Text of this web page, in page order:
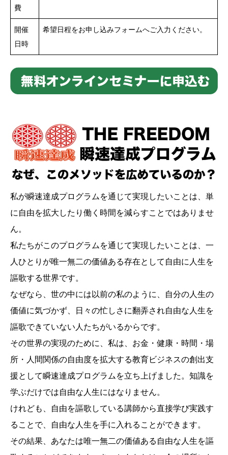
費
開催
日時
希望日程をお申し込みフォームへご入力ください。
私が瞬速達成プログラムを通じて実現したいことは、単
に自由を拡大したり働く時間を減らすことではありませ
ん。
私たちがこのプログラムを通じて実現したいことは、一
人ひとりが唯一無二の価値ある存在として自由に人生を
謳歌する世界です。
なぜなら、世の中には以前の私のように、自分の人生の
価値に気づかず、日々の忙しさに翻弄され自由な人生を
謳歌できていない人たちがいるからです。
その世界の実現のために、私は、お金・健康・時間・場
所・人間関係の自由度を拡大する教育ビジネスの創出支
援として瞬速達成プログラムを立ち上げました。知識を
学ぶだけでは自由な人生にはなりません。
けれども、自由を謳歌している講師から直接学び実践す
ることで、自由な人生を手に入れることができます。
その結果、あなたは唯一無二の価値ある自由な人生を謳